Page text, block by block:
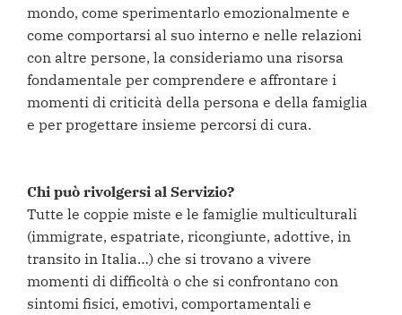
mondo, come sperimentarlo emozionalmente e
come comportarsi al suo interno e nelle relazioni
con altre persone, la consideriamo una risorsa
fondamentale per comprendere e affrontare i
momenti di criticità della persona e della famiglia
e per progettare insieme percorsi di cura.
Chi può rivolgersi al Servizio?
Tutte le coppie miste e le famiglie multiculturali
(immigrate, espatriate, ricongiunte, adottive, in
transito in Italia…) che si trovano a vivere
momenti di difficoltà o che si confrontano con
sintomi fisici, emotivi, comportamentali e